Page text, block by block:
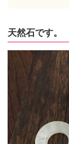
天然石です。